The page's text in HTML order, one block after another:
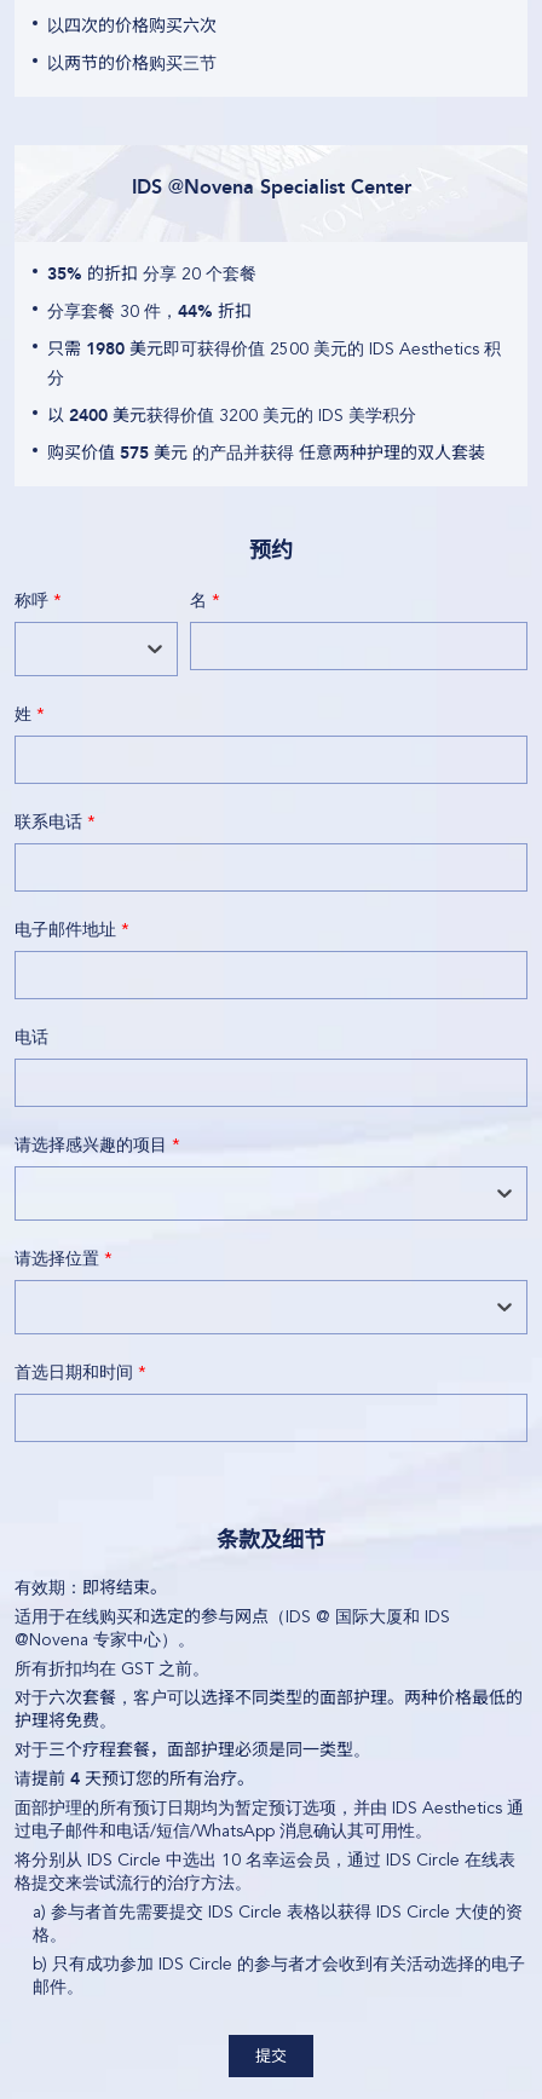
以四次的价格购买六次
以两节的价格购买三节
IDS @Novena Specialist Center
35% 的折扣 分享 20 个套餐
分享套餐 30 件， 44% 折扣
只需 1980 美元即可获得价值 2500 美元的 IDS Aesthetics 积
分
以 2400 美元获得价值 3200 美元的 IDS 美学积分
购买价值 575 美元 的产品并获得 任意两种护理的双人套装
预约
称呼 * 名 *
姓 *
联系电话 *
电子邮件地址 *
电话
请选择感兴趣的项目 *
请选择位置 *
首选日期和时间 *
条款及细节
有效期： 即将结束。
适用于在线购买和选定的参与网点 （IDS @ 国际大厦和 IDS
@Novena 专家中心）。
所有折扣均在 GST 之前。
对于六次套餐 ，客户可以选择不同类型的面部护理。 两种价格最低的
护理将免费。
对于三个疗程套餐，面部护理必须是同一类型。
请提前 4 天预订您的所有治疗。
面部护理的所有预订日期均为暂定预订选项，并由 IDS Aesthetics 通
过电子邮件和电话/短信/WhatsApp 消息确认其可用性。
将分别从 IDS Circle 中选出 10 名幸运会员，通过 IDS Circle 在线表
格提交来尝试流行的治疗方法。
a) 参与者首先需要提交 IDS Circle 表格以获得 IDS Circle 大使的资
格。
b) 只有成功参加 IDS Circle 的参与者才会收到有关活动选择的电子
邮件。
提交